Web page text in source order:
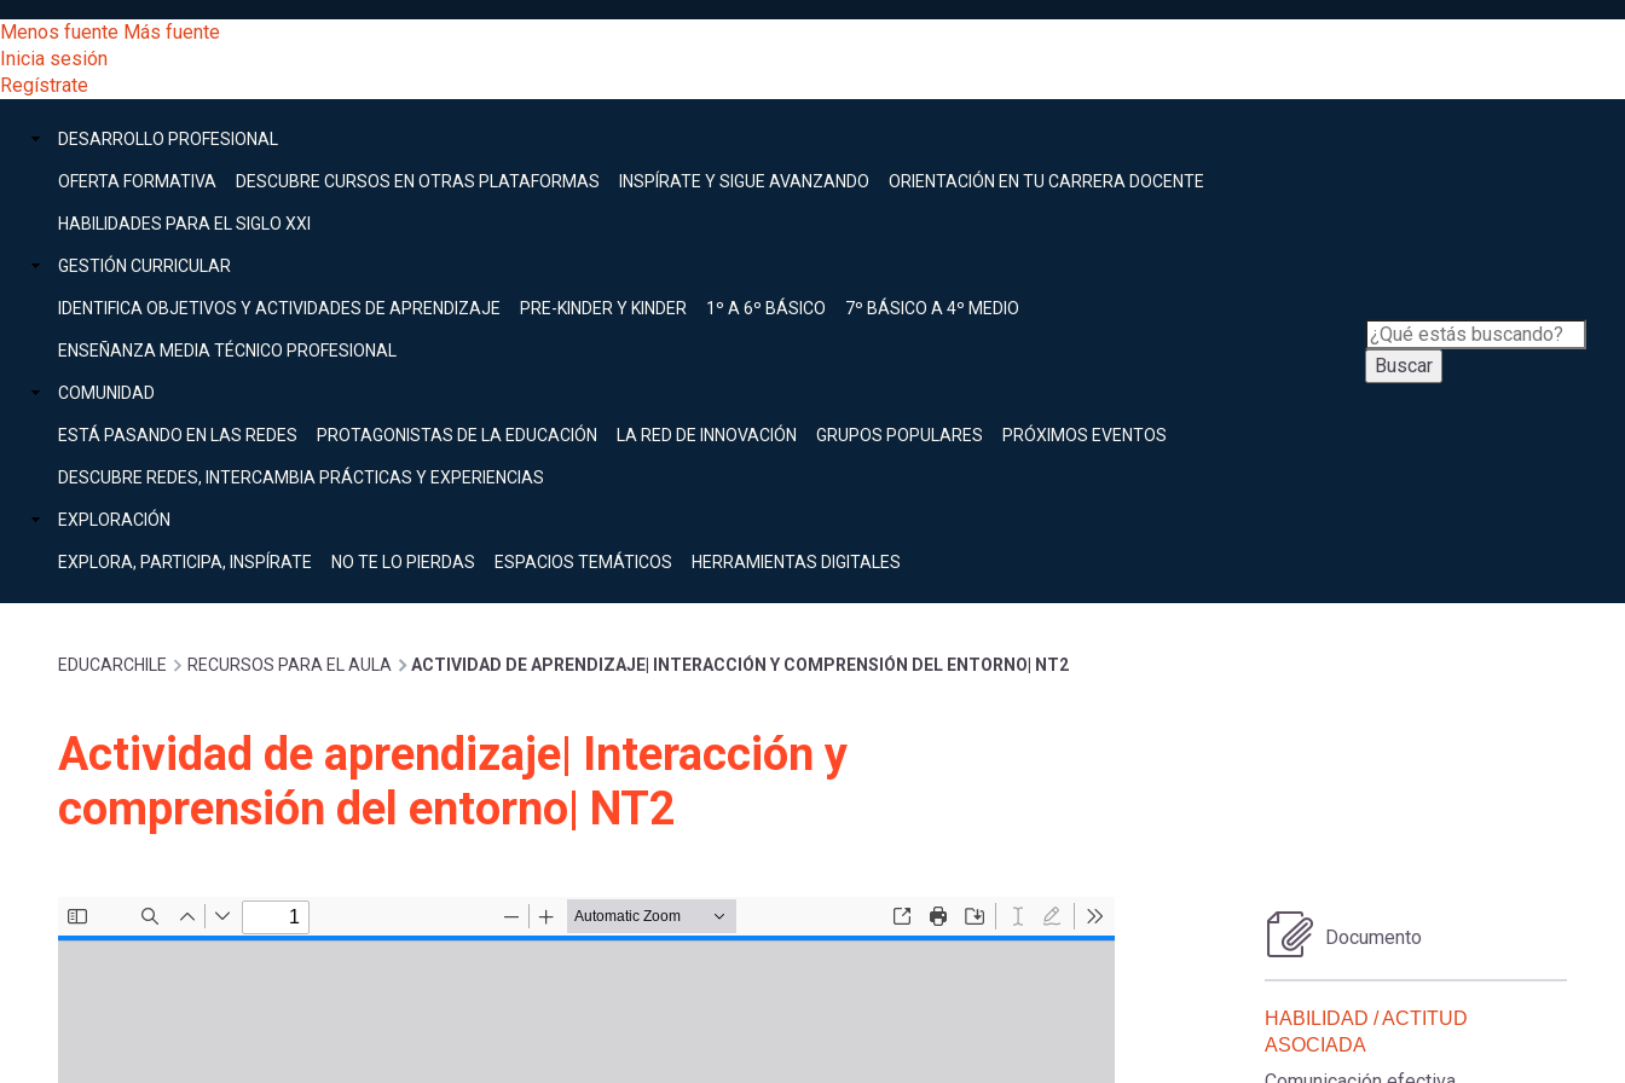
al
contenido
principal
[Educarchile
Escritorio]
Menú
entrar
mi
cuenta
Menos fuente Más fuente
Inicia sesión
Regístrate
Menú
principal
DESARROLLO PROFESIONAL
OFERTA FORMATIVA DESCUBRE CURSOS EN OTRAS PLATAFORMAS INSPÍRATE Y SIGUE AVANZANDO ORIENTACIÓN EN TU CARRERA DOCENTE
HABILIDADES PARA EL SIGLO XXI
GESTIÓN CURRICULAR
IDENTIFICA OBJETIVOS Y ACTIVIDADES DE APRENDIZAJE PRE-KINDER Y KINDER 1º A 6º BÁSICO 7º BÁSICO A 4º MEDIO
ENSEÑANZA MEDIA TÉCNICO PROFESIONAL
COMUNIDAD
ESTÁ PASANDO EN LAS REDES PROTAGONISTAS DE LA EDUCACIÓN LA RED DE INNOVACIÓN GRUPOS POPULARES PRÓXIMOS EVENTOS
DESCUBRE REDES, INTERCAMBIA PRÁCTICAS Y EXPERIENCIAS
EXPLORACIÓN
EXPLORA, PARTICIPA, INSPÍRATE NO TE LO PIERDAS ESPACIOS TEMÁTICOS HERRAMIENTAS DIGITALES
Buscar
Buscar
Menú
principal
DESARROLLO
Expand
GESTIÓN
Expand
COMUNIDAD
Expand
EXPLORACIÓN
[Educarchile
Mobile]
Menú
cuenta
Inicia
Sobrescribir
enlaces
de
ayuda
EDUCARCHILE RECURSOS PARA EL AULA ACTIVIDAD DE APRENDIZAJE| INTERACCIÓN Y COMPRENSIÓN DEL ENTORNO| NT2
Actividad de aprendizaje| Interacción y
comprensión del entorno| NT2
Documento
HABILIDAD / ACTITUD
ASOCIADA
Inicia sesión.